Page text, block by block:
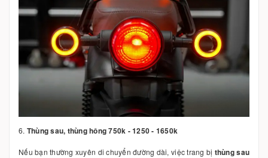
6. Thùng sau, thùng hông 750k - 1250 - 1650k
Nếu bạn thường xuyên di chuyển đường dài, việc trang bị thùng sau